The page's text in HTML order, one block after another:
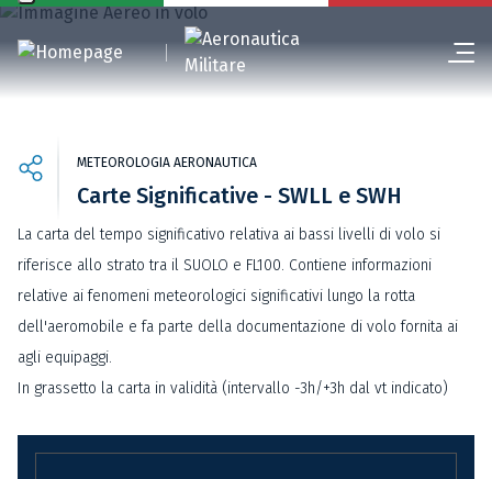
METEOROLOGIA AERONAUTICA
Carte Significative - SWLL e SWH
La carta del tempo significativo relativa ai bassi livelli di volo si
riferisce allo strato tra il SUOLO e FL100. Contiene informazioni
relative ai fenomeni meteorologici significativi lungo la rotta
dell'aeromobile e fa parte della documentazione di volo fornita ai
agli equipaggi.
In grassetto la carta in validità (intervallo -3h/+3h dal vt indicato)